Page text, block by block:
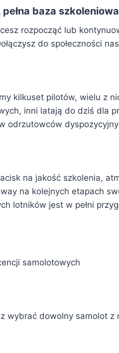
baza
rozpocząć lub
do społeczności
kilkuset pilotów, wielu z
inni latają do dziś dla
odrzutowców
na jakość szkolenia,
na kolejnych etapach
lotników jest w pełni
samolotowych
wybrać dowolny samolot